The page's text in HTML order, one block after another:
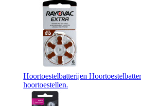
Hoortoestelbatterijen
hoortoestellen.